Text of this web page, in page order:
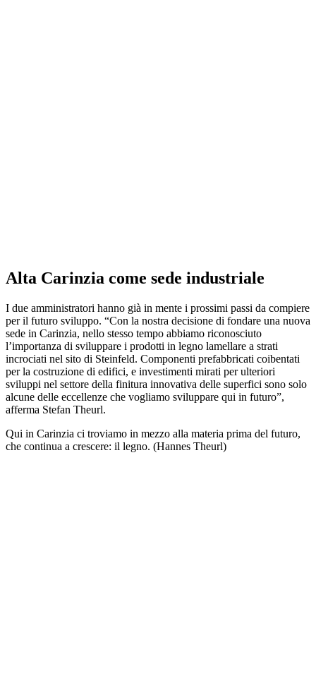
Alta Carinzia come sede industriale
I due amministratori hanno già in mente i prossimi passi da compiere
per il futuro sviluppo. “Con la nostra decisione di fondare una nuova
sede in Carinzia, nello stesso tempo abbiamo riconosciuto
l’importanza di sviluppare i prodotti in legno lamellare a strati
incrociati nel sito di Steinfeld. Componenti prefabbricati coibentati
per la costruzione di edifici, e investimenti mirati per ulteriori
sviluppi nel settore della finitura innovativa delle superfici sono solo
alcune delle eccellenze che vogliamo sviluppare qui in futuro”,
afferma Stefan Theurl.
Qui in Carinzia ci troviamo in mezzo alla materia prima del futuro,
che continua a crescere: il legno. (Hannes Theurl)